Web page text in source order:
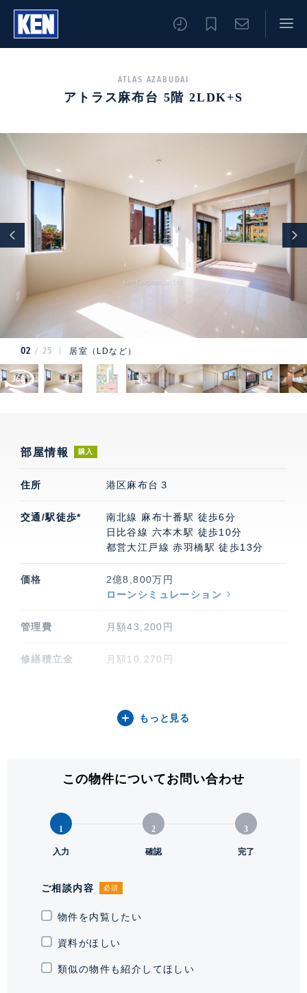
ATLAS AZABUDAI
アトラス麻布台 5階 2LDK+S
02 25 居室（LDなど）
部屋情報 購入
住所 港区麻布台３
交通/駅徒歩*
南北線 麻布十番駅 徒歩6分
日比谷線 六本木駅 徒歩10分
都営大江戸線 赤羽橋駅 徒歩13分
価格
2億8,800万円
ローンシミュレーション
管理費 月額43,200円
修繕積立金 月額10,270円
2LDK+S / 南
階建 / 所在階 地上17階 地下2階建 / 5階部分
構造 / 総戸数 鉄筋コンクリート造 / 34戸
2025年9月
敷地権利 所有権
空室
引渡時期 相談
もっと見る
この物件についてお問い合わせ
1
入力
2
確認
3
完了
ご相談内容 必須
物件を内覧したい
資料がほしい
類似の物件も紹介してほしい